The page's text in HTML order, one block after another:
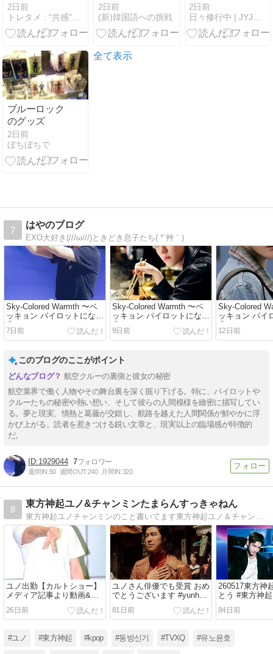
在は？強くて
美しい歴代キ
ャスト一覧と
とめ
2日前
トレタメ : "共感"するエンタメ情報サイト
完走！
2日前
(新)韓国語への挑戦
に夢中
(⁠♡⁠ω⁠♡⁠ ⁠)⁠ ⁠~⁠♪
2日前
ブルーロック
のグッズ
2日前
ぼちぼちで
全て表示
7
はやのブログ
EXO大好き(///ω///)ときどき息子たち( *´艸｀)
Sky-Colored Warmth 〜ベ
ッキョン パイロットになる
7日前
Sky-Colored Warmth 〜ベ
ッキョン パイロットになる
9日前
Sky-Colored
ッキョン パイ
12日前
このブログのここがポイント
航空クルーの裏側と彼女の秘密
航空業界で働く人物やその舞台裏を深く掘り下げる。特に、パイロットや
クルーたちの秘密や熱い想い、そして彼らの人間模様を緻密に描写してい
る。夢と現実、情熱と葛藤が交錯し、航路を越えた人間関係が鮮やかに浮
かび上がる。読者を惹きつける鋭い文章と、現実以上の臨場感が特徴的
だ。
1929044 7
週間IN:50 週間OUT:240 月間IN:320
8
東方神起ユノ&チャンミンたまらんすっきゃねん
東方神起ユノチャンミンのこと書いてます東方神起ユノ＆チャンミンたまらんすっきゃねんmayukonoんち の第三章です！
ユノ出勤【カルトショー】
メディア記事より動画&写
真 #yunho #ユノ #유노윤호
26日前
ユノさん俳優でも受賞 おめ
でとうございます #yunho #
81日前
260517東方神
とう #東方神
#Changmin
84日前
#ユノ #東方神起 #kpop #동방신기 #TVXQ #유노윤호